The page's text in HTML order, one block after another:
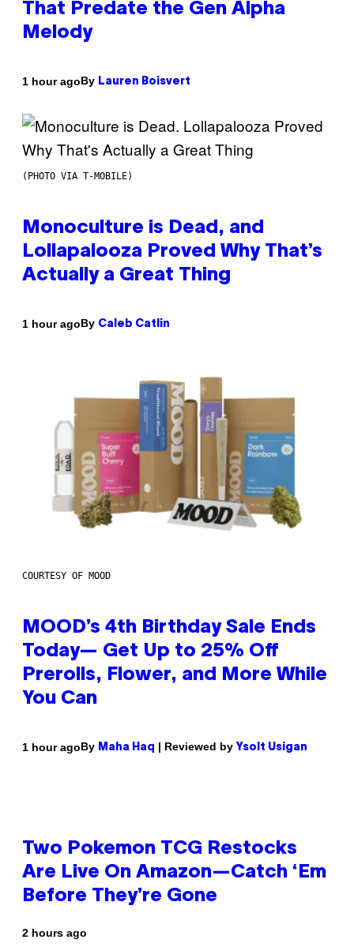
That Predate the Gen Alpha
Melody
1 hour agoBy Lauren Boisvert
(PHOTO VIA T-MOBILE)
Monoculture is Dead, and
Lollapalooza Proved Why That’s
Actually a Great Thing
1 hour agoBy Caleb Catlin
COURTESY OF MOOD
MOOD’s 4th Birthday Sale Ends
Today— Get Up to 25% Off
Prerolls, Flower, and More While
You Can
1 hour agoBy Maha Haq | Reviewed by Ysolt Usigan
Two Pokemon TCG Restocks
Are Live On Amazon—Catch ‘Em
Before They’re Gone
2 hours ago